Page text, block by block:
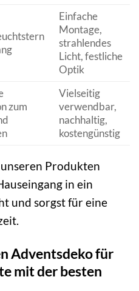
Einfache
Montage,
strahlendes
Licht, festliche
Optik
zum
Vielseitig
verwendbar,
nachhaltig,
kostengünstig
Produkten
in ein
und sorgst für eine
Adventsdeko für
mit der besten